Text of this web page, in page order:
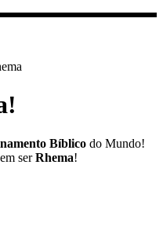
Bíblico do Mundo!
serRhema!